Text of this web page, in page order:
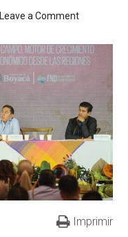
Leave a Comment
Imprimir